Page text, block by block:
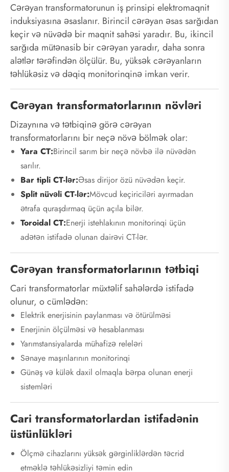
Cərəyan transformatorunun iş prinsipi elektromaqnit
induksiyasına əsaslanır. Birincil cərəyan əsas sarğıdan
keçir və nüvədə bir maqnit sahəsi yaradır. Bu, ikincil
sarğıda mütənasib bir cərəyan yaradır, daha sonra
alətlər tərəfindən ölçülür. Bu, yüksək cərəyanların
təhlükəsiz və dəqiq monitorinqinə imkan verir.
Cərəyan transformatorlarının növləri
Dizaynına və tətbiqinə görə cərəyan
transformatorlarını bir neçə növə bölmək olar:
Yara CT:Birincil sarım bir neçə növbə ilə nüvədən
sarılır.
Bar tipli CT-lər:Əsas dirijor özü nüvədən keçir.
Split nüvəli CT-lər:Mövcud keçiriciləri ayırmadan
ətrafa quraşdırmaq üçün açıla bilər.
Toroidal CT:Enerji istehlakının monitorinqi üçün
adətən istifadə olunan dairəvi CT-lər.
Cərəyan transformatorlarının tətbiqi
Cari transformatorlar müxtəlif sahələrdə istifadə
olunur, o cümlədən:
Elektrik enerjisinin paylanması və ötürülməsi
Enerjinin ölçülməsi və hesablanması
Yarımstansiyalarda mühafizə releləri
Sənaye maşınlarının monitorinqi
Günəş və külək daxil olmaqla bərpa olunan enerji
sistemləri
Cari transformatorlardan istifadənin
üstünlükləri
Ölçmə cihazlarını yüksək gərginliklərdən təcrid
etməklə təhlükəsizliyi təmin edin